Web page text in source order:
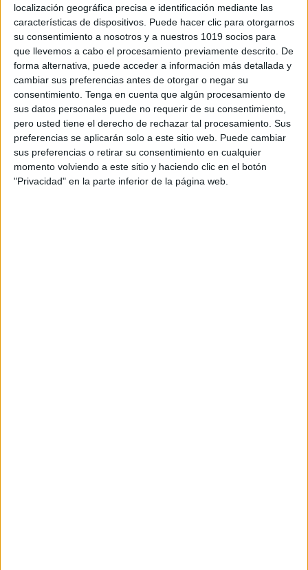
localización geográfica precisa e identificación mediante las
características de dispositivos. Puede hacer clic para otorgarnos
su consentimiento a nosotros y a nuestros 1019 socios para
que llevemos a cabo el procesamiento previamente descrito. De
forma alternativa, puede acceder a información más detallada y
cambiar sus preferencias antes de otorgar o negar su
consentimiento. Tenga en cuenta que algún procesamiento de
sus datos personales puede no requerir de su consentimiento,
pero usted tiene el derecho de rechazar tal procesamiento. Sus
preferencias se aplicarán solo a este sitio web. Puede cambiar
sus preferencias o retirar su consentimiento en cualquier
momento volviendo a este sitio y haciendo clic en el botón
"Privacidad" en la parte inferior de la página web.